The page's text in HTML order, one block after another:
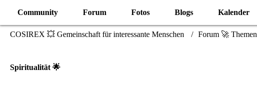
Community Forum Fotos Blogs Kalender
COSIREX 💥 Gemeinschaft für interessante Menschen Forum 🚀 Themen
Spiritualität 🌟